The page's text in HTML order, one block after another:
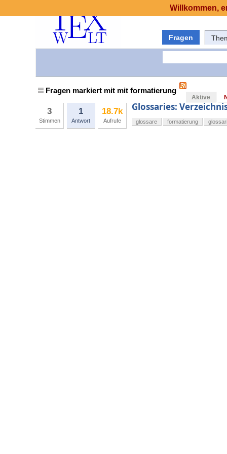
Fragen
Fragen markiert mit mit formatierung
Aktive
3
Stimmen
1
Antwort
18.7k
Aufrufe
Glossaries:
glossare formatierung
Willkommen,